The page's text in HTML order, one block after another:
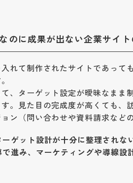
のに成果が出ない企業サイ
れて制作されたサイトであって
、ターゲット設定が曖昧なまま
。見た目の完成度が高くても
ン（問い合わせや資料請求など
ゲット設計が十分に整理されな
進み、マーケティングや導線設